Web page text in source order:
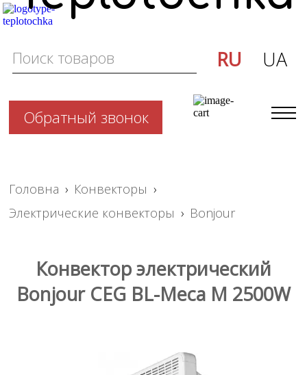
Обратный звонок
RU UA
Головна › Конвекторы ›
Электрические конвекторы › Bonjour
Конвектор электрический
Bonjour CEG BL-Meca M 2500W